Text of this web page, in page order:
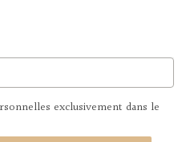
exclusivement dans le